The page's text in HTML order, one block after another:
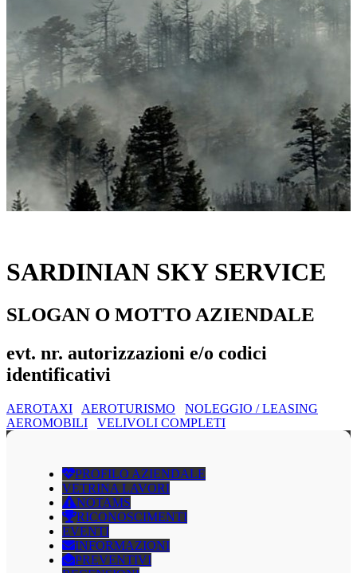
SARDINIAN SKY SERVICE
SLOGAN O MOTTO AZIENDALE
evt. nr. autorizzazioni e/o codici
identificativi
AEROTAXI AEROTURISMO
NOLEGGIO / LEASING
AEROMOBILI
VELIVOLI COMPLETI
PROFILO AZIENDALE
VETRINA LAVORI
NOTAMS
RICONOSCIMENTI
EVENTI
INFORMAZIONI
PREVENTIVI